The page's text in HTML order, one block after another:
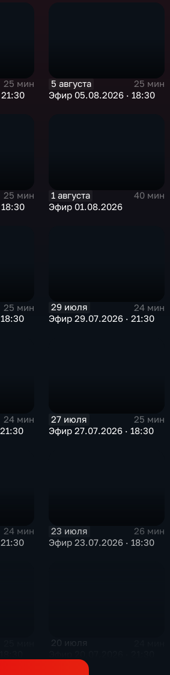
25 мин
5 августа
25 мин
Эфир 05.08.2026 · 18:30
25 мин
1 августа
40 мин
Эфир 01.08.2026
25 мин
29 июля
24 мин
Эфир 29.07.2026 · 21:30
24 мин
27 июля
25 мин
Эфир 27.07.2026 · 18:30
24 мин
23 июля
26 мин
Эфир 23.07.2026 · 18:30
20 июля